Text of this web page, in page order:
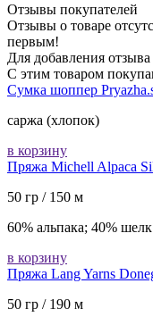
Отзывы покупателей
Отзывы о товаре
первым!
Для добавления
С этим товаром
Сумка шоппер
саржа (хлопок)
в корзину
Пряжа Michell Alpaca
50 гр / 150 м
60% альпака; 40% шелк
в корзину
Пряжа Lang Yarns
50 гр / 190 м